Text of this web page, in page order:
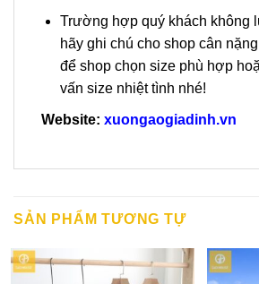
Trường hợp quý khách không
hãy ghi chú cho shop cân
để shop chọn size phù hợp
vấn size nhiệt tình nhé!
Website: xuongaogiadinh.vn
SẢN PHẨM TƯƠNG TỰ